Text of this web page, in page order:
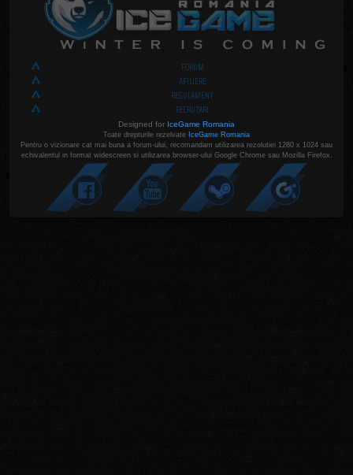
FORUM
AFILIERE
REGULAMENT
RECRUTARI
Designed for IceGame Romania
Toate drepturile rezelvate IceGame Romania
Pentru o vizionare cat mai buna a forum-ului, recomandam utilizarea rezolutiei 1280 x 1024 sau
echivalentul in format widescreen si utilizarea browser-ului Google Chrome sau Mozilla Firefox.